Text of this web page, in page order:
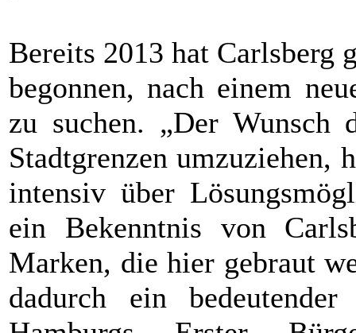
Bereits 2013 hat Carlsberg
begonnen, nach einem
zu suchen. „Der Wunsch
Stadtgrenzen umzuziehen,
intensiv über
ein Bekenntnis von
Marken, die hier gebraut
dadurch ein